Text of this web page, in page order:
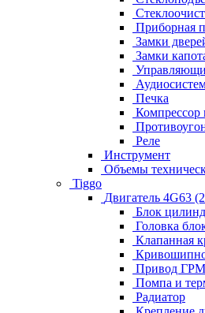
Приборная
Замки
Замки
Печка
Компрессор
Реле
Инструмент
Объемы
Tiggo
Двигатель 4G63
Блок
Головка
Клапанная
Привод ГРМ
Помпа и
Радиатор